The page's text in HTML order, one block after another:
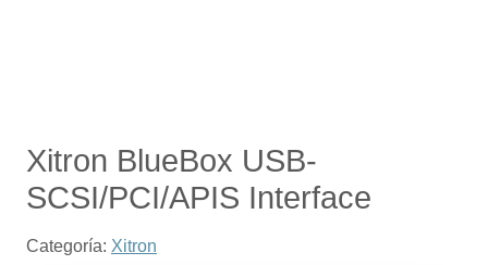
Xitron BlueBox USB-
SCSI/PCI/APIS Interface
Categoría: Xitron